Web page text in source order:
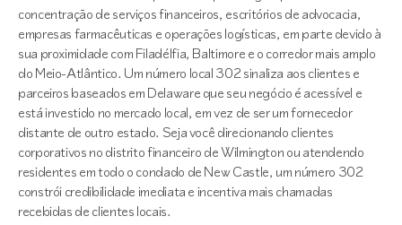
concentração de serviços financeiros, escritórios de advocacia,
empresas farmacêuticas e operações logísticas, em parte devido à
sua proximidade com Filadélfia, Baltimore e o corredor mais amplo
do Meio-Atlântico. Um número local 302 sinaliza aos clientes e
parceiros baseados em Delaware que seu negócio é acessível e
está investido no mercado local, em vez de ser um fornecedor
distante de outro estado. Seja você direcionando clientes
corporativos no distrito financeiro de Wilmington ou atendendo
residentes em todo o condado de New Castle, um número 302
constrói credibilidade imediata e incentiva mais chamadas
recebidas de clientes locais.